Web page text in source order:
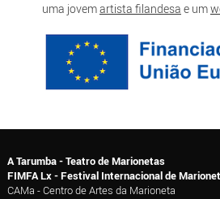
uma jovemartista filandesa e um
A Tarumba - Teatro de Marionetas
FIMFA Lx - Festival Internacional de
CAMa - Centro de Artes da Marioneta